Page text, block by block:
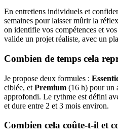
En entretiens individuels et
semaines pour laisser mûrir la
on identifie vos compétences et
valide un projet réaliste, avec un
Combien de temps cela
Je propose deux formules :
ciblée, et Premium (16 h) pour un
approfondi. Le rythme est défini
et dure entre 2 et 3 mois environ.
Combien cela coûte-t-il et